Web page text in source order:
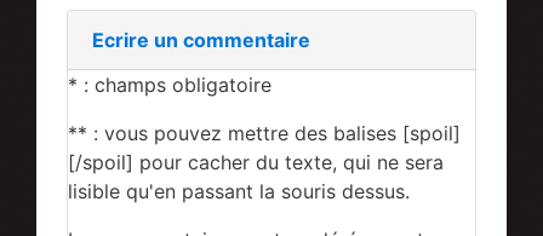
Ecrire un commentaire
* : champs obligatoire
** : vous pouvez mettre des balises [spoil]
[/spoil] pour cacher du texte, qui ne sera
lisible qu'en passant la souris dessus.